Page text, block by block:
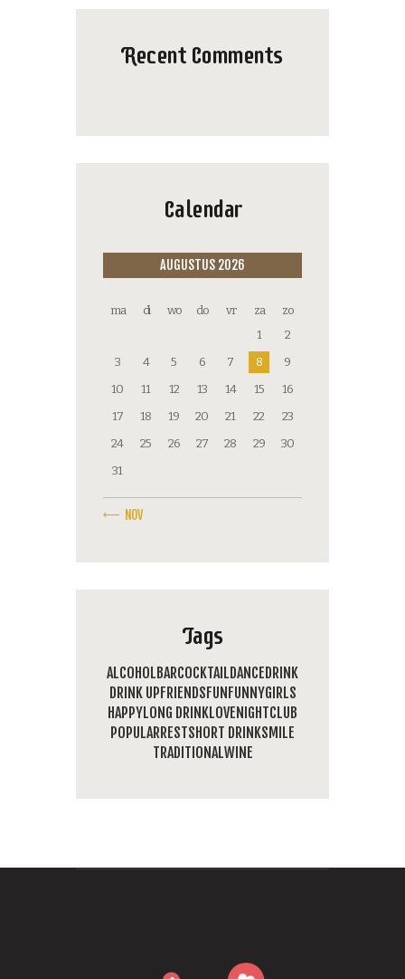
Recent Comments
Calendar
AUGUSTUS 2026
ma di wo do vr za
zo
1
2
3
4 5 6 7 8
9
10
11 12 13 14 15
16
17
18 19 20 21 22
23
24
25 26 27 28 29
30
31
« NOV
Tags
ALCOHOLBARCOCKTAILDANCEDRINK
DRINK UPFRIENDSFUNFUNNYGIRLS
HAPPYLONG DRINKLOVENIGHTCLUB
POPULARRESTSHORT DRINKSMILE
TRADITIONALWINE